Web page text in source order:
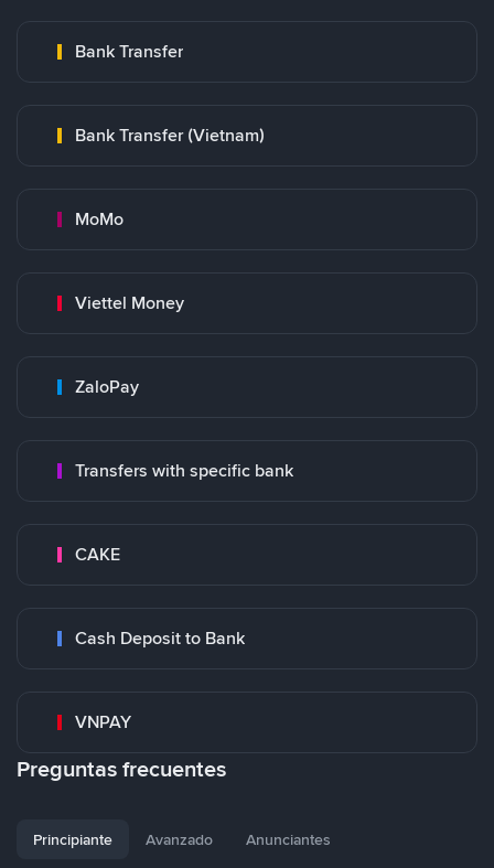
Bank Transfer
Bank Transfer (Vietnam)
MoMo
Viettel Money
ZaloPay
Transfers with specific bank
CAKE
Cash Deposit to Bank
VNPAY
Preguntas frecuentes
Principiante Avanzado Anunciantes